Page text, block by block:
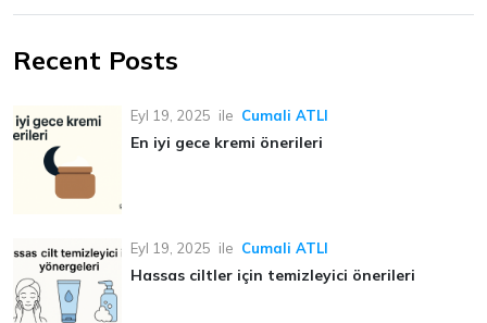
Recent Posts
Eyl 19, 2025 ile Cumali ATLI
En iyi gece kremi önerileri
Eyl 19, 2025 ile Cumali ATLI
Hassas ciltler için temizleyici önerileri